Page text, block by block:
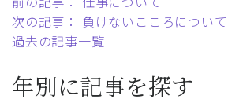
次の記事： 負けないこころについて
過去の記事一覧
年別に記事を探す